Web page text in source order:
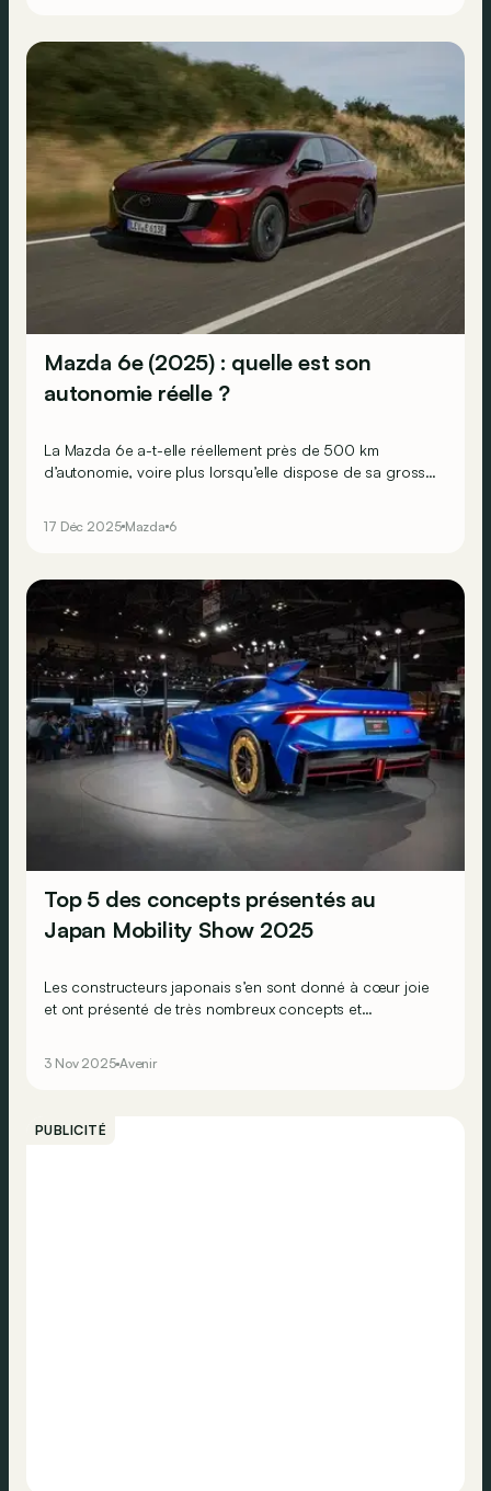
Mazda 6e (2025) : quelle est son
autonomie réelle ?
La Mazda 6e a-t-elle réellement près de 500 km
d’autonomie, voire plus lorsqu’elle dispose de sa grosse
17 Déc 2025 Mazda 6
Top 5 des concepts présentés au
Japan Mobility Show 2025
Les constructeurs japonais s’en sont donné à cœur joie
et ont présenté de très nombreux concepts et
3 Nov 2025 Avenir
PUBLICITÉ